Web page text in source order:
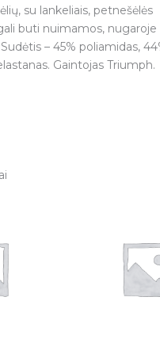
su lankeliais, petnešėlės
buti nuimamos, nugaroje
– 45% poliamidas,
Gaintojas Triumph.